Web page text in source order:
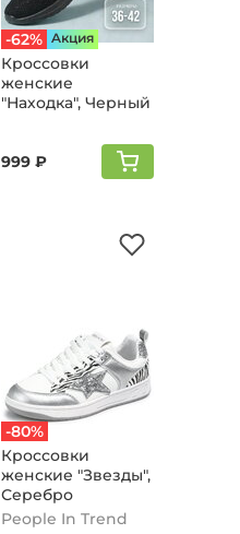
-62% Aкция
Кроссовки
женские
"Находка", Черный
999 ₽
-80%
Кроссовки
женские "Звезды",
Серебро
People In Trend